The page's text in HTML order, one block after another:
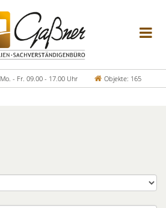
Mo. - Fr. 09.00 - 17.00 Uhr Objekte: 165